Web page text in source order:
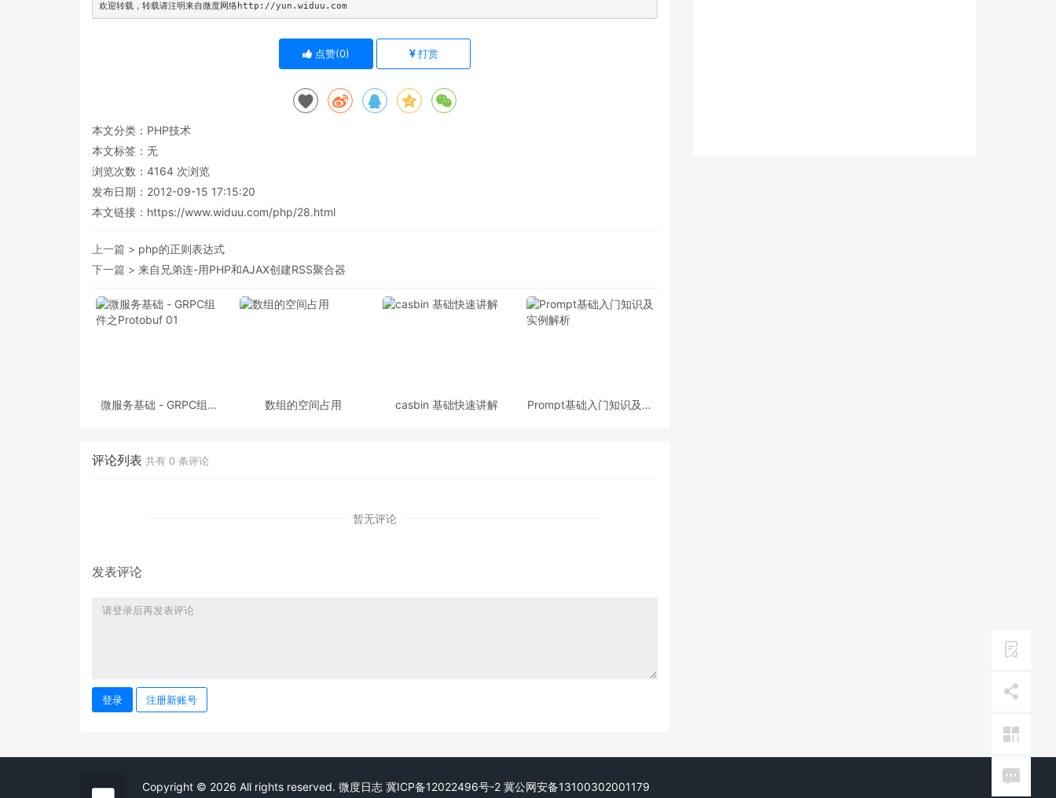
点赞(0) 打赏
本文分类： PHP技术
本文标签：无
浏览次数： 4164 次浏览
发布日期：2012-09-15 17:15:20
本文链接： https://www.widuu.com/php/28.html
上一篇 > php的正则表达式
下一篇 > 来自兄弟连-用PHP和AJAX创建RSS聚合器
微服务基础 - GRPC组件
数组的空间占用 casbin 基础快速讲解
Prompt基础入门知识及实
评论列表 共有 0 条评论
暂无评论
发表评论
登录 注册新账号
Copyright © 2026 All rights reserved. 微度日志 冀ICP备12022496号-2 冀公网安备13100302001179